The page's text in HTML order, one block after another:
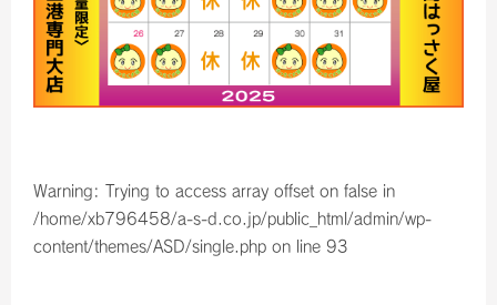
Warning : Trying to access array offset on false in
/home/xb796458/a-s-d.co.jp/public_html/admin/wp-
content/themes/ASD/single.php on line 93